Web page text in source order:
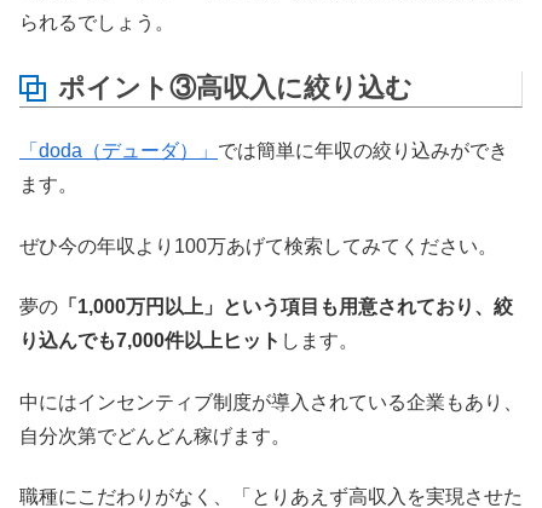
られるでしょう。
ポイント③高収入に絞り込む
「doda（デューダ）」 では簡単に年収の絞り込みができ
ます。
ぜひ今の年収より100万あげて検索してみてください。
夢の 「1,000万円以上」という項目も用意されており、絞
り込んでも7,000件以上ヒット します。
中にはインセンティブ制度が導入されている企業もあり、
自分次第でどんどん稼げます。
職種にこだわりがなく、「とりあえず高収入を実現させた